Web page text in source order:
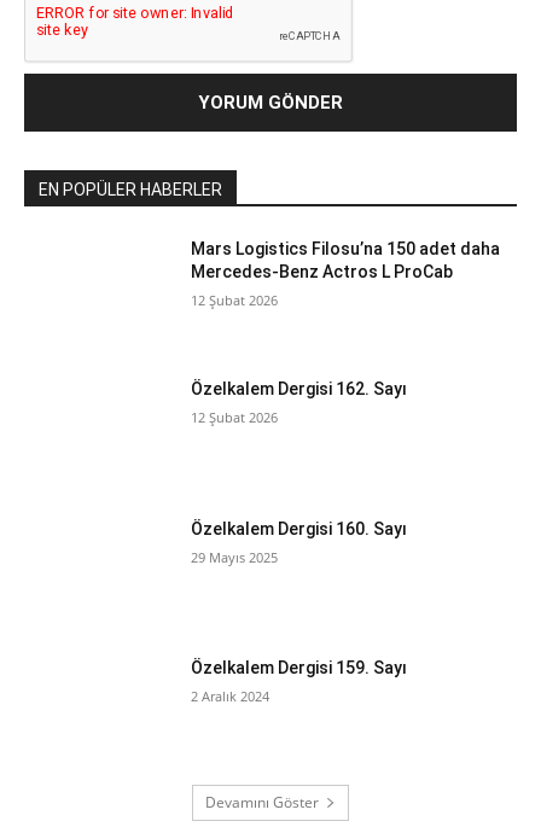
EN POPÜLER HABERLER
Mars Logistics Filosu’na 150 adet daha
Mercedes-Benz Actros L ProCab
12 Şubat 2026
Özelkalem Dergisi 162. Sayı
12 Şubat 2026
Özelkalem Dergisi 160. Sayı
29 Mayıs 2025
Özelkalem Dergisi 159. Sayı
2 Aralık 2024
Devamını Göster